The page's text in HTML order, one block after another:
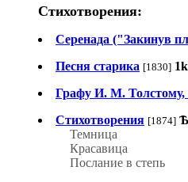
Стихотворения:
Серенада ("Закинув
Песня старика [1830] 1k
Графу И. М. Толстому,
Стихотворения [1874] Ѣ
Темница
Красавица
Послание в степь